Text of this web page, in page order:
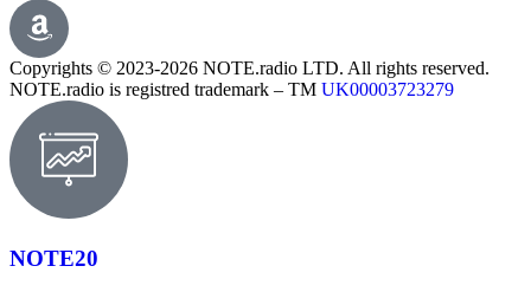
Copyrights © 2023-2026 NOTE.radio LTD. All rights reserved.
NOTE.radio is registred trademark – TM UK00003723279
NOTE20